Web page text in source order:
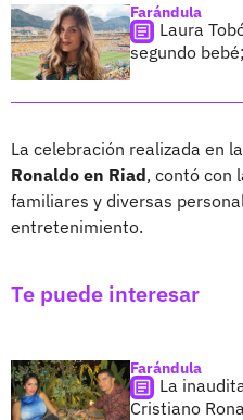
Farándula
Laura
segundo
La celebración realizada en
Ronaldo en Riad, contó con
familiares y diversas
entretenimiento.
Te puede interesar
Farándula
La
Cristiano